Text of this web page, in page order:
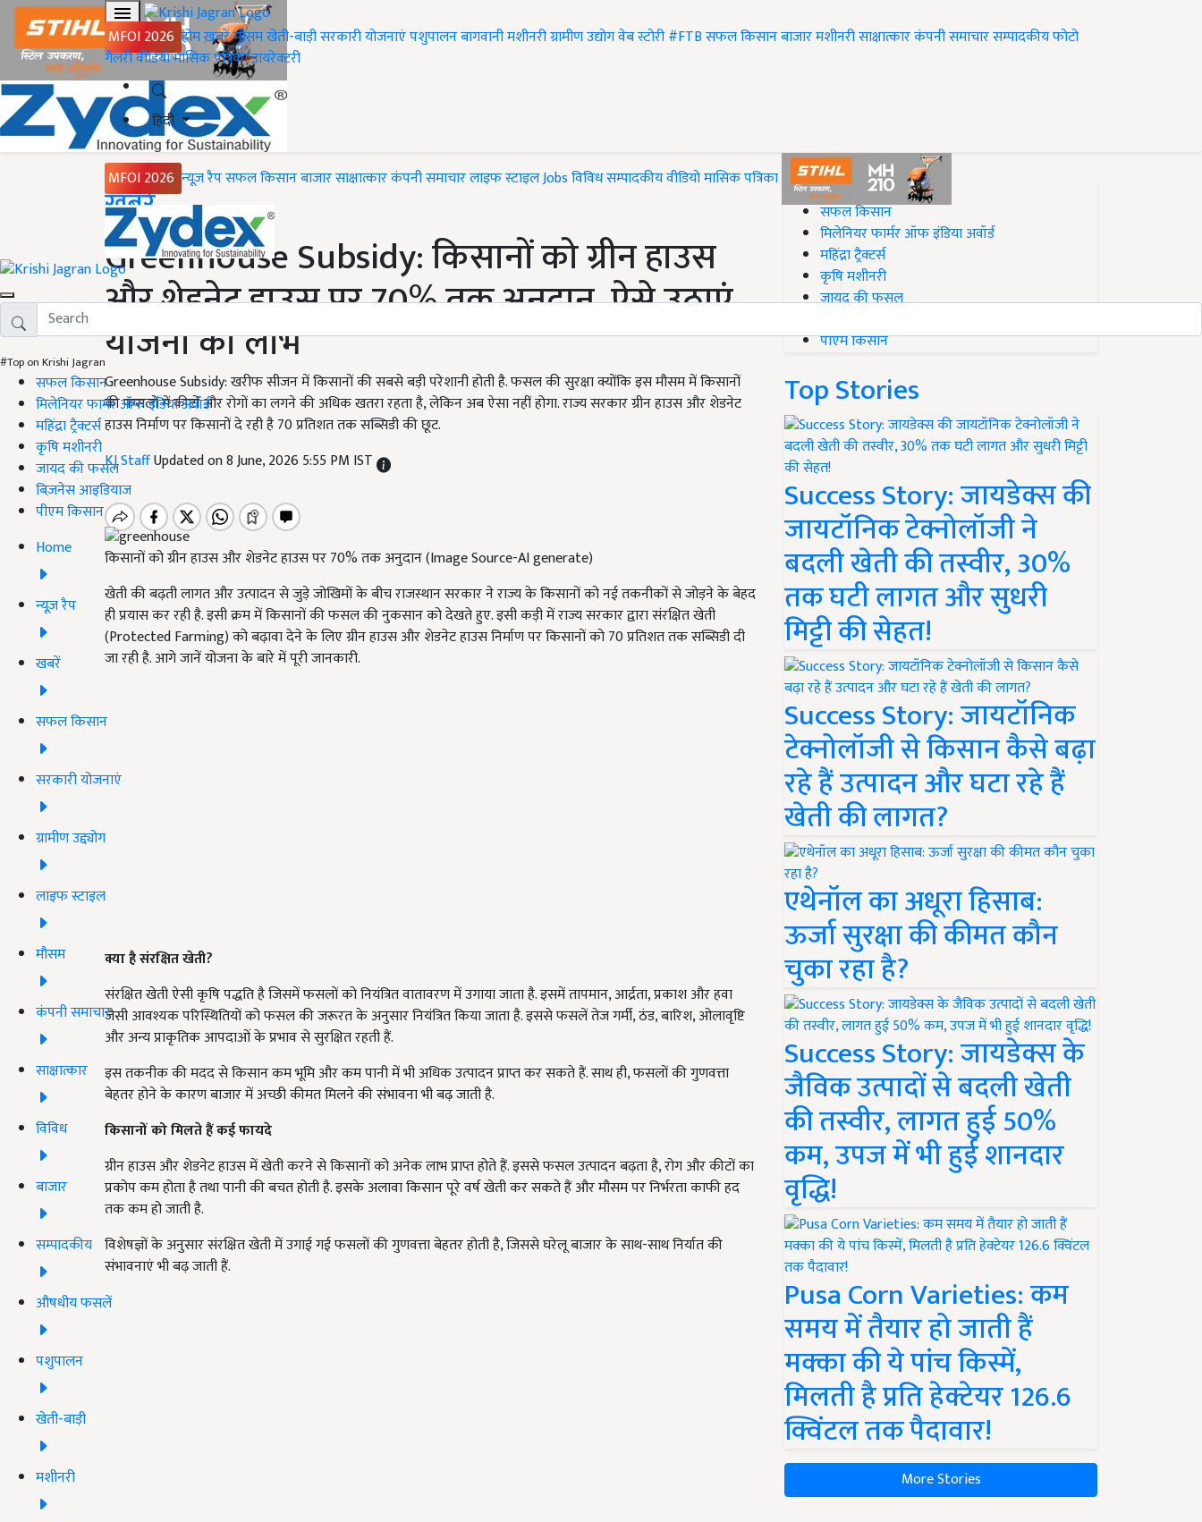
MFOI 2026 होमख़बरेंमौसमखेती-बाड़ीसरकारी योजनाएंपशुपालनबागवानीमशीनरीग्रामीण उद्योगवेब स्टोरी#FTBसफल किसानबाजारमशीनरीसाक्षात्कारकंपनी समाचारसम्पादकीयफोटो
गैलरीवीडियोमासिक पत्रिकाडायरेक्टरी
हिंदी
MFOI 2026 न्यूज़ रैपसफल किसानबाजारसाक्षात्कारकंपनी समाचारलाइफ स्टाइलJobsविविधसम्पादकीयवीडियोमासिक पत्रिका
#Top on Krishi Jagran
सफल किसान
मिलेनियर फार्मर ऑफ इंडिया अवॉर्ड
महिंद्रा ट्रैक्टर्स
कृषि मशीनरी
जायद की फसल
बिज़नेस आइडियाज
पीएम किसान
Home
न्यूज़ रैप
खबरें
सफल किसान
सरकारी योजनाएं
ग्रामीण उद्द्योग
लाइफ स्टाइल
मौसम
कंपनी समाचार
साक्षात्कार
विविध
बाजार
सम्पादकीय
औषधीय फसलें
पशुपालन
खेती-बाड़ी
मशीनरी
Home
ख़बरें
Greenhouse Subsidy: किसानों को ग्रीन हाउस
और शेडनेट हाउस पर 70% तक अनुदान, ऐसे उठाएं
योजना का लाभ
Greenhouse Subsidy: खरीफ सीजन में किसानों की सबसे बड़ी परेशानी होती है. फसल की सुरक्षा क्योंकि इस मौसम में किसानों
की फसलों में कीटों और रोगों का लगने की अधिक खतरा रहता है, लेकिन अब ऐसा नहीं होगा. राज्य सरकार ग्रीन हाउस और शेडनेट
हाउस निर्माण पर किसानों दे रही है 70 प्रतिशत तक सब्सिडी की छूट.
KJ StaffUpdated on 8 June, 2026 5:55 PM IST
किसानों को ग्रीन हाउस और शेडनेट हाउस पर 70% तक अनुदान (Image Source-AI generate)
खेती की बढ़ती लागत और उत्पादन से जुड़े जोखिमों के बीच राजस्थान सरकार ने राज्य के किसानों को नई तकनीकों से जोड़ने के बेहद
ही प्रयास कर रही है. इसी क्रम में किसानों की फसल की नुकसान को देखते हुए. इसी कड़ी में राज्य सरकार द्वारा संरक्षित खेती
(Protected Farming) को बढ़ावा देने के लिए ग्रीन हाउस और शेडनेट हाउस निर्माण पर किसानों को 70 प्रतिशत तक सब्सिडी दी
जा रही है. आगे जानें योजना के बारे में पूरी जानकारी.
क्या है संरक्षित खेती?
संरक्षित खेती ऐसी कृषि पद्धति है जिसमें फसलों को नियंत्रित वातावरण में उगाया जाता है. इसमें तापमान, आर्द्रता, प्रकाश और हवा
जैसी आवश्यक परिस्थितियों को फसल की जरूरत के अनुसार नियंत्रित किया जाता है. इससे फसलें तेज गर्मी, ठंड, बारिश, ओलावृष्टि
और अन्य प्राकृतिक आपदाओं के प्रभाव से सुरक्षित रहती हैं.
इस तकनीक की मदद से किसान कम भूमि और कम पानी में भी अधिक उत्पादन प्राप्त कर सकते हैं. साथ ही, फसलों की गुणवत्ता
बेहतर होने के कारण बाजार में अच्छी कीमत मिलने की संभावना भी बढ़ जाती है.
किसानों को मिलते हैं कई फायदे
ग्रीन हाउस और शेडनेट हाउस में खेती करने से किसानों को अनेक लाभ प्राप्त होते हैं. इससे फसल उत्पादन बढ़ता है, रोग और कीटों का
प्रकोप कम होता है तथा पानी की बचत होती है. इसके अलावा किसान पूरे वर्ष खेती कर सकते हैं और मौसम पर निर्भरता काफी हद
तक कम हो जाती है.
विशेषज्ञों के अनुसार संरक्षित खेती में उगाई गई फसलों की गुणवत्ता बेहतर होती है, जिससे घरेलू बाजार के साथ-साथ निर्यात की
संभावनाएं भी बढ़ जाती हैं.
#Top on Krishi Jagran
सफल किसान
मिलेनियर फार्मर ऑफ इंडिया अवॉर्ड
महिंद्रा ट्रैक्टर्स
कृषि मशीनरी
जायद की फसल
पीएम किसान
Top Stories
Success Story: जायडेक्स की
जायटॉनिक टेक्नोलॉजी ने
बदली खेती की तस्वीर, 30%
तक घटी लागत और सुधरी
मिट्टी की सेहत!
Success Story: जायटॉनिक
टेक्नोलॉजी से किसान कैसे बढ़ा
रहे हैं उत्पादन और घटा रहे हैं
खेती की लागत?
एथेनॉल का अधूरा हिसाब:
ऊर्जा सुरक्षा की कीमत कौन
चुका रहा है?
Success Story: जायडेक्स के
जैविक उत्पादों से बदली खेती
की तस्वीर, लागत हुई 50%
कम, उपज में भी हुई शानदार
वृद्धि!
Pusa Corn Varieties: कम
समय में तैयार हो जाती हैं
मक्का की ये पांच किस्में,
मिलती है प्रति हेक्टेयर 126.6
क्विंटल तक पैदावार!
More Stories